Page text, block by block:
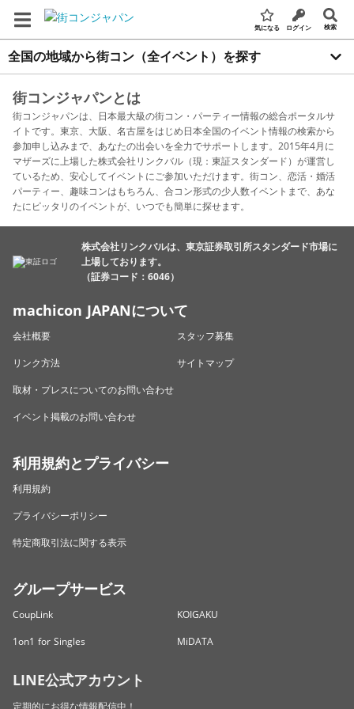
気になる ログイン 検索
全国の地域から街コン（全イベント）を探す
街コンジャパンとは
街コンジャパンは、日本最大級の街コン・パーティー情報の総合ポータルサ
イトです。東京、大阪、名古屋をはじめ日本全国のイベント情報の検索から
参加申し込みまで、あなたの出会いを全力でサポートします。2015年4月に
マザーズに上場した株式会社リンクバル（現：東証スタンダード）が運営し
ているため、安心してイベントにご参加いただけます。街コン、恋活・婚活
パーティー、趣味コンはもちろん、合コン形式の少人数イベントまで、あな
たにピッタリのイベントが、いつでも簡単に探せます。
株式会社リンクバルは、東京証券取引所スタンダード市場に
上場しております。
（証券コード：6046）
machicon JAPANについて
会社概要
スタッフ募集
リンク方法
サイトマップ
取材・プレスについてのお問い合わせ
イベント掲載のお問い合わせ
利用規約とプライバシー
利用規約
プライバシーポリシー
特定商取引法に関する表示
グループサービス
CoupLink
KOIGAKU
1on1 for Singles
MiDATA
LINE公式アカウント
定期的にお得な情報配信中！